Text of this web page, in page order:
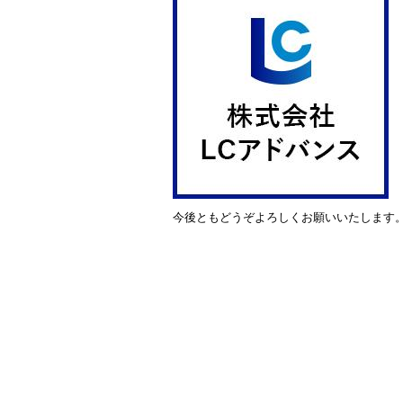
今後ともどうぞよろしくお願いいたします。